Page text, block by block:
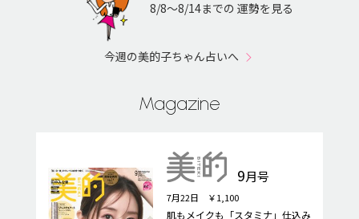
8/8〜8/14までの 運勢を見る
今週の美的子ちゃん占いへ
Magazine
9月号
7月22日 ￥1,100
肌もメイクも「スタミナ」仕込み